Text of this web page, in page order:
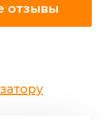
отзывы